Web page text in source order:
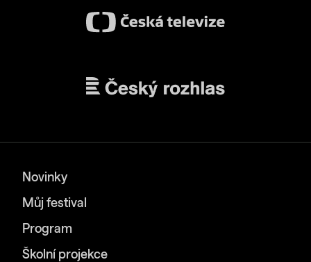
Novinky
Můj festival
Program
Školní projekce